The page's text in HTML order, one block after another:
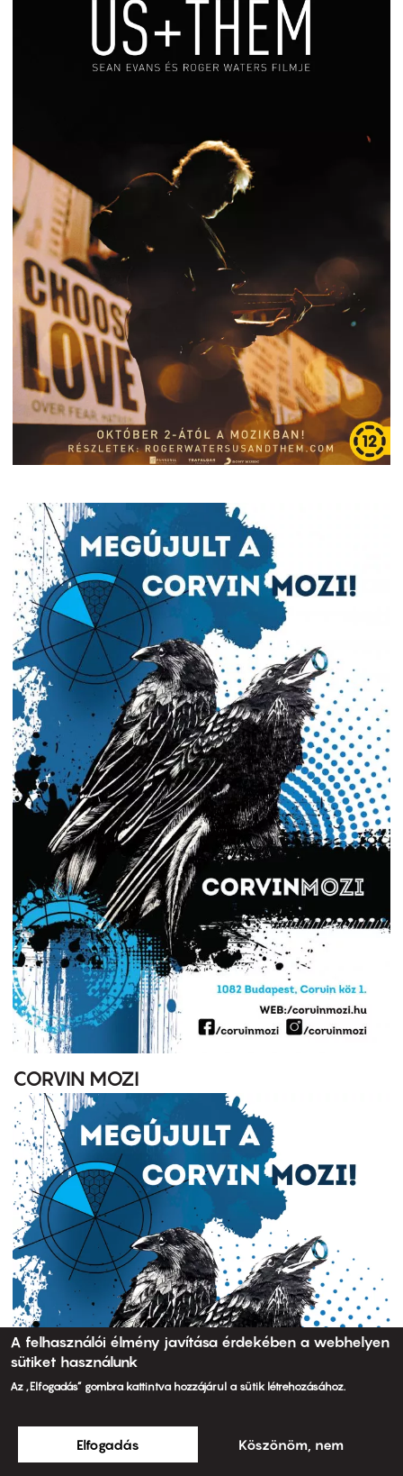
CORVIN MOZI
A felhasználói élmény javítása érdekében a webhelyen
sütiket használunk
Az „Elfogadás” gombra kattintva hozzájárul a sütik létrehozásához.
Elfogadás Köszönöm, nem